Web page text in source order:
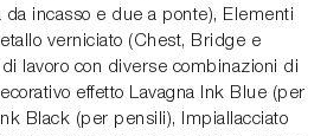
da incasso e due a ponte), Elementi
verniciato (Chest, Bridge e
di lavoro con diverse combinazioni di
effetto Lavagna Ink Blue (per
Black (per pensili), Impiallacciato